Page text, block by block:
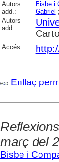
Autors
add.:
Bisbe i
Gabriel ;
Autors
add.:
Accés:
Enllaç
març del
Bisbe i